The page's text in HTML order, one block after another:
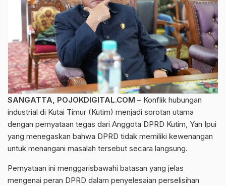
SANGATTA, POJOKDIGITAL.COM – Konflik hubungan
industrial di Kutai Timur (Kutim) menjadi sorotan utama
dengan pernyataan tegas dari Anggota DPRD Kutim, Yan Ipui
yang menegaskan bahwa DPRD tidak memiliki kewenangan
untuk menangani masalah tersebut secara langsung.
Pernyataan ini menggarisbawahi batasan yang jelas
mengenai peran DPRD dalam penyelesaian perselisihan